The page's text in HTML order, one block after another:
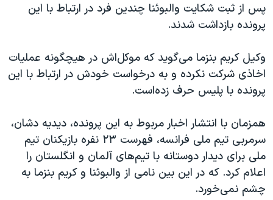
پس از ثبت شکایت والبوئنا چندین فرد در ارتباط با این
پرونده بازداشت شدند.
وکیل کریم بنزما می‌گوید که موکل‌اش در هیچگونه عملیات
اخاذی شرکت نکرده و به درخواست خودش در ارتباط با این
پرونده با پلیس حرف زده‌است.
همزمان با انتشار اخبار مربوط به این پرونده، دیدیه دشان،
سرمربی تیم ملی فرانسه، فهرست ۲۳ نفره بازیکنان تیم
ملی برای دیدار دوستانه با تیم‌های آلمان و انگلستان را
اعلام کرد. که در این بین نامی از والبوئنا و کریم بنزما به
چشم نمی‌خورد.